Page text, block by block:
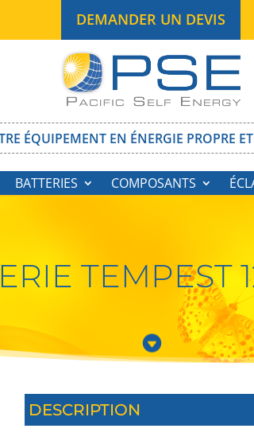
DEMANDER UN DEVIS
ÉQUIPEMENT EN ÉNERGIE PROPRE
BATTERIES COMPOSANTS
TEMPEST

DESCRIPTION